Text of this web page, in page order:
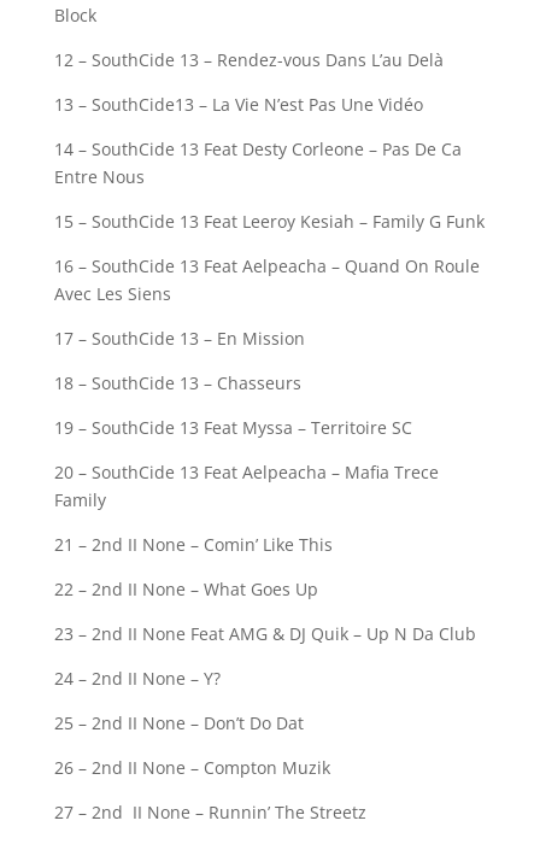
Block
12 – SouthCide 13 – Rendez-vous Dans L’au Delà
13 – SouthCide13 – La Vie N’est Pas Une Vidéo
14 – SouthCide 13 Feat Desty Corleone – Pas De Ca
Entre Nous
15 – SouthCide 13 Feat Leeroy Kesiah – Family G Funk
16 – SouthCide 13 Feat Aelpeacha – Quand On Roule
Avec Les Siens
17 – SouthCide 13 – En Mission
18 – SouthCide 13 – Chasseurs
19 – SouthCide 13 Feat Myssa – Territoire SC
20 – SouthCide 13 Feat Aelpeacha – Mafia Trece
Family
21 – 2nd II None – Comin’ Like This
22 – 2nd II None – What Goes Up
23 – 2nd II None Feat AMG & DJ Quik – Up N Da Club
24 – 2nd II None – Y?
25 – 2nd II None – Don’t Do Dat
26 – 2nd II None – Compton Muzik
27 – 2nd II None – Runnin’ The Streetz